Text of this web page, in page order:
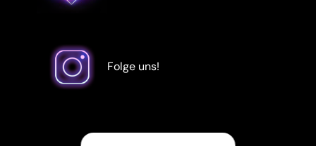
Folge uns!